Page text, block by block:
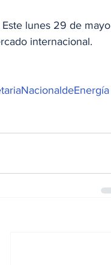
lunes 29 de mayo
internacional.